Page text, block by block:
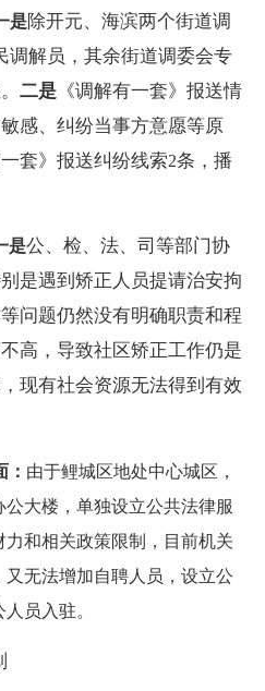
是除开元、海滨两个街道调
调解员，其余街道调委会专
二是 《调解有一套》报送情
感、纠纷当事方意愿等原
套》报送纠纷线索2条，播
是公、检、法、司等部门协
是遇到矫正人员提请治安拘
问题仍然没有明确职责和程
高，导致社区矫正工作仍是
现有社会资源无法得到有效
由于鲤城区地处中心城区，
大楼，单独设立公共法律服
和相关政策限制，目前机关
无法增加自聘人员，设立公
员入驻。